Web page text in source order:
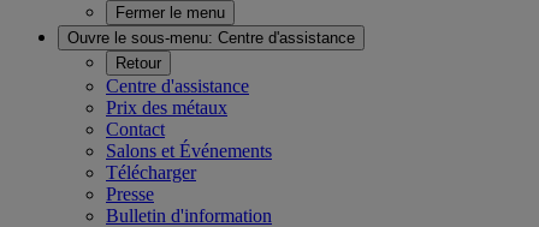
Fermer le menu
Ouvre le sous-menu: Centre d'assistance
Retour
Centre d'assistance
Prix des métaux
Contact
Salons et Événements
Télécharger
Presse
Bulletin d'information